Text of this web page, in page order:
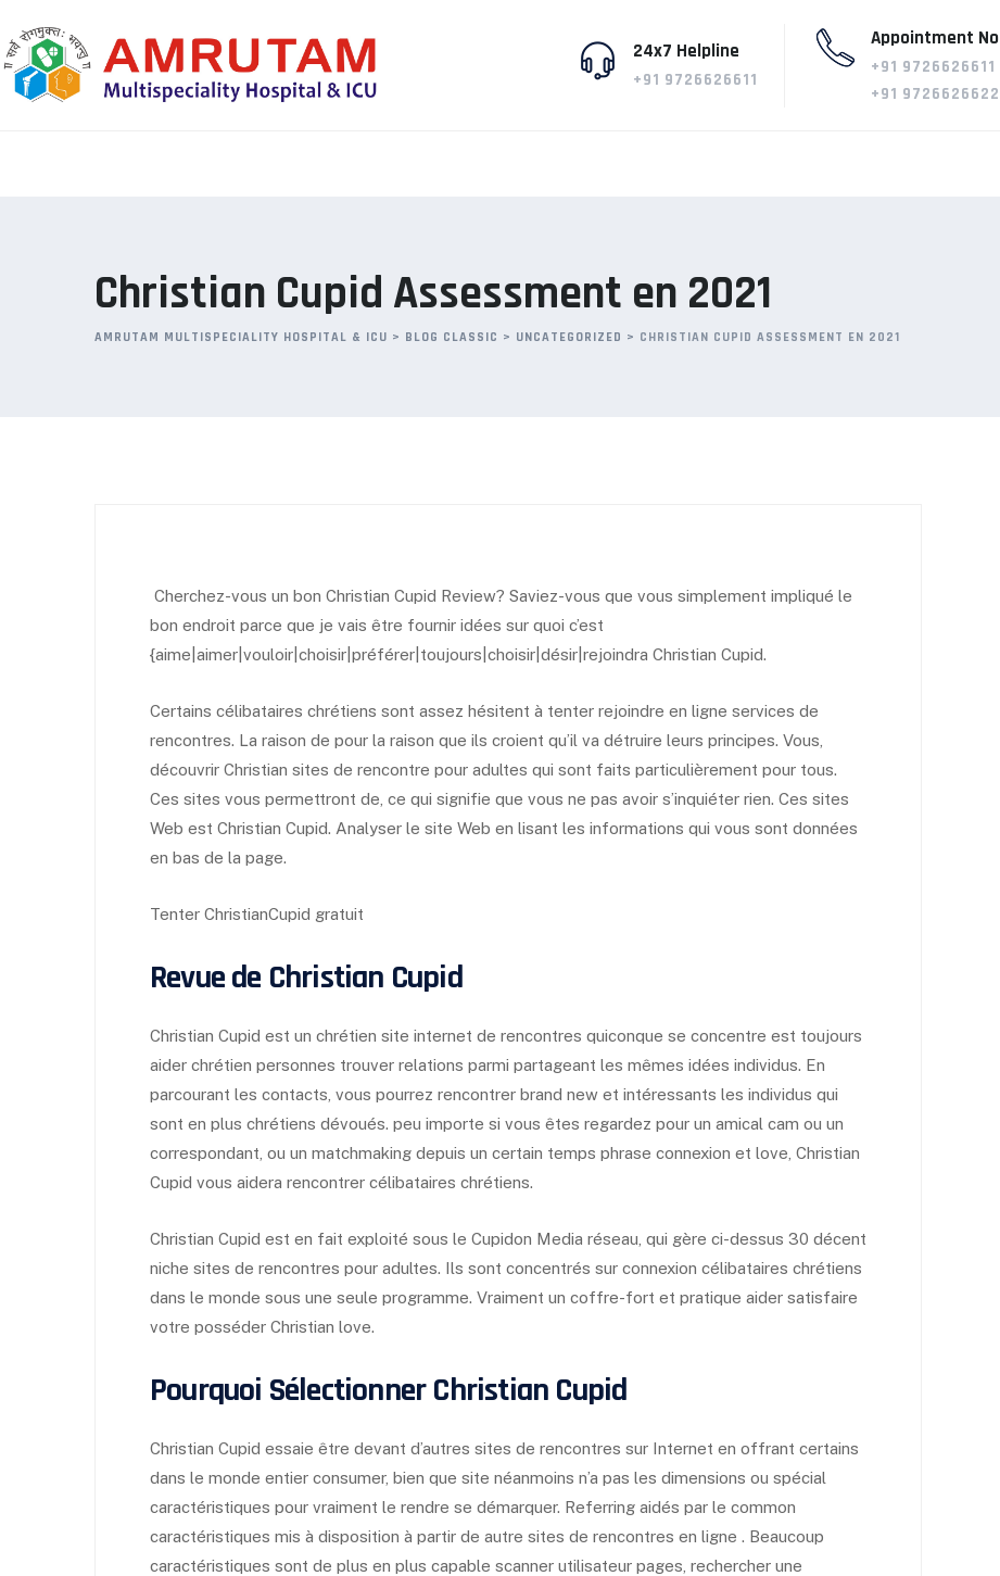
to
content
24x7 Helpline
+91 9726626611
Appointment No
+91 9726626611
+91 9726626622
Christian Cupid Assessment en 2021
AMRUTAM MULTISPECIALITY HOSPITAL & ICU > BLOG CLASSIC > UNCATEGORIZED > CHRISTIAN CUPID ASSESSMENT EN 2021
Cherchez-vous un bon Christian Cupid Review? Saviez-vous que vous simplement impliqué le
bon endroit parce que je vais être fournir idées sur quoi c’est
{aime|aimer|vouloir|choisir|préférer|toujours|choisir|désir|rejoindra Christian Cupid.
Certains célibataires chrétiens sont assez hésitent à tenter rejoindre en ligne services de
rencontres. La raison de pour la raison que ils croient qu’il va détruire leurs principes. Vous,
découvrir Christian sites de rencontre pour adultes qui sont faits particulièrement pour tous.
Ces sites vous permettront de, ce qui signifie que vous ne pas avoir s’inquiéter rien. Ces sites
Web est Christian Cupid. Analyser le site Web en lisant les informations qui vous sont données
en bas de la page.
Tenter ChristianCupid gratuit
Revue de Christian Cupid
Christian Cupid est un chrétien site internet de rencontres quiconque se concentre est toujours
aider chrétien personnes trouver relations parmi partageant les mêmes idées individus. En
parcourant les contacts, vous pourrez rencontrer brand new et intéressants les individus qui
sont en plus chrétiens dévoués. peu importe si vous êtes regardez pour un amical cam ou un
correspondant, ou un matchmaking depuis un certain temps phrase connexion et love, Christian
Cupid vous aidera rencontrer célibataires chrétiens.
Christian Cupid est en fait exploité sous le Cupidon Media réseau, qui gère ci-dessus 30 décent
niche sites de rencontres pour adultes. Ils sont concentrés sur connexion célibataires chrétiens
dans le monde sous une seule programme. Vraiment un coffre-fort et pratique aider satisfaire
votre posséder Christian love.
Pourquoi Sélectionner Christian Cupid
Christian Cupid essaie être devant d’autres sites de rencontres sur Internet en offrant certains
dans le monde entier consumer, bien que site néanmoins n’a pas les dimensions ou spécial
caractéristiques pour vraiment le rendre se démarquer. Referring aidés par le common
caractéristiques mis à disposition à partir de autre sites de rencontres en ligne . Beaucoup
caractéristiques sont de plus en plus capable scanner utilisateur pages, rechercher une